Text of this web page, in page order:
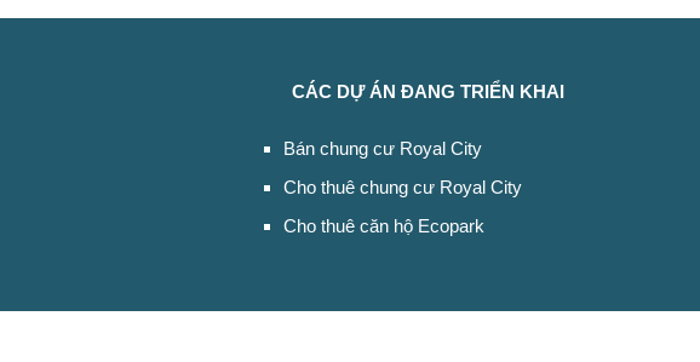
CÁC DỰ ÁN ĐANG TRIỂN KHAI
Bán chung cư Royal City
Cho thuê chung cư Royal City
Cho thuê căn hộ Ecopark